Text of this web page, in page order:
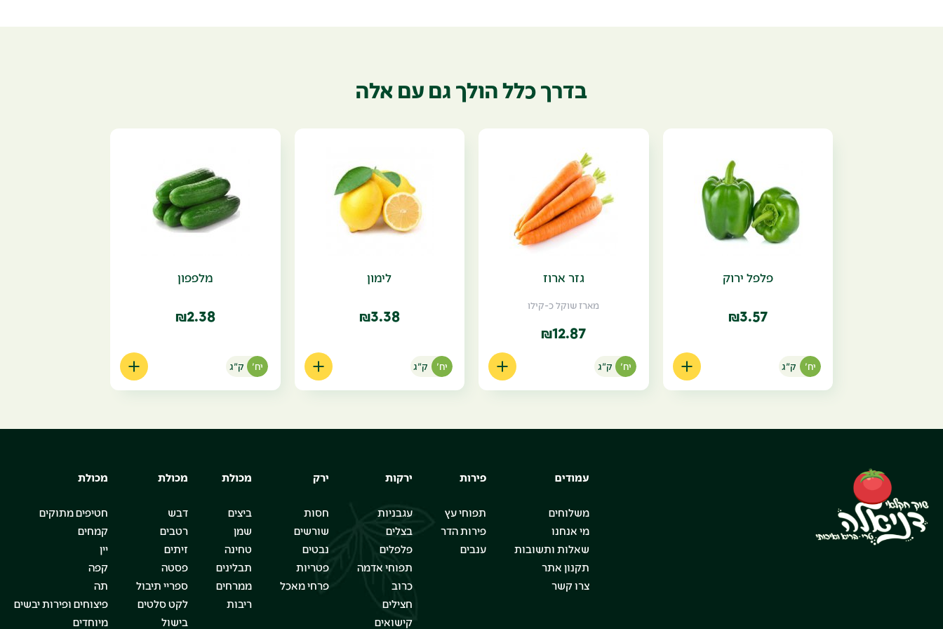
בדרך כלל הולך גם עם אלה
פלפל ירוק
₪3.57
יח' ק"ג
גזר ארוז
מארז שוקל כ-קילו
₪12.87
יח' ק"ג
לימון
₪3.38
יח' ק"ג
מלפפון
₪2.38
יח' ק"ג
עמודים
משלוחים
מי אנחנו
שאלות ותשובות
תקנון אתר
צרו קשר
פירות
תפוחי עץ
פירות הדר
ענבים
ירקות
עגבניות
בצלים
פלפלים
תפוחי אדמה
כרוב
חצילים
קישואים
ירק
חסות
שורשים
נבטים
פטריות
פרחי מאכל
מכולת
ביצים
שמן
טחינה
תבלינים
ממרחים
ריבות
מכולת
דבש
רטבים
זיתים
פסטה
ספריי תיבול
לקט סלטים
בישול
מכולת
חטיפים מתוקים
קמחים
יין
קפה
תה
פיצוחים ופירות יבשים
מיוחדים